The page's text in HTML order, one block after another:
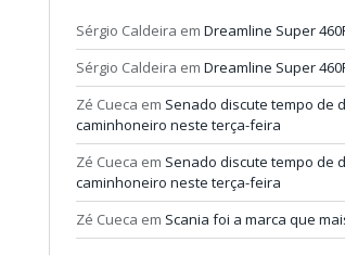
Sérgio Caldeira em Dreamline Super
Sérgio Caldeira em Dreamline Super
Zé Cueca em Senado discute tempo de
caminhoneiro neste terça-feira
Zé Cueca em Senado discute tempo de
caminhoneiro neste terça-feira
Zé Cueca em Scania foi a marca que